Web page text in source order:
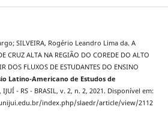
SILVEIRA, Rogério Leandro Lima da. A
CRUZ ALTA NA REGIÃO DO COREDE DO ALTO
DOS FLUXOS DE ESTUDANTES DO ENSINO
Latino-Americano de Estudos de
IJUÍ - RS - BRASIL, v. 2, n. 2, 2021. Disponível em:
index.php/slaedr/article/view/2112